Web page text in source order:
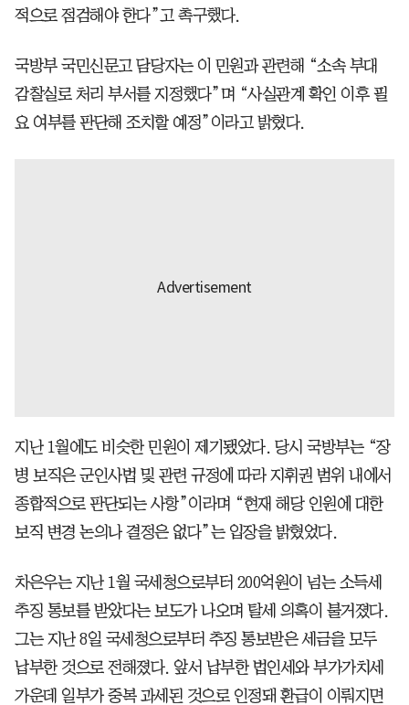
적으로 점검해야 한다”고 촉구했다.
국방부 국민신문고 담당자는 이 민원과 관련해 “소속 부대
감찰실로 처리 부서를 지정했다”며 “사실관계 확인 이후 필
요 여부를 판단해 조치할 예정”이라고 밝혔다.
지난 1월에도 비슷한 민원이 제기됐었다. 당시 국방부는 “장
병 보직은 군인사법 및 관련 규정에 따라 지휘권 범위 내에서
종합적으로 판단되는 사항”이라며 “현재 해당 인원에 대한
보직 변경 논의나 결정은 없다”는 입장을 밝혔었다.
차은우는 지난 1월 국세청으로부터 200억원이 넘는 소득세
추징 통보를 받았다는 보도가 나오며 탈세 의혹이 불거졌다.
그는 지난 8일 국세청으로부터 추징 통보받은 세금을 모두
납부한 것으로 전해졌다. 앞서 납부한 법인세와 부가가치세
가운데 일부가 중복 과세된 것으로 인정돼 환급이 이뤄지면